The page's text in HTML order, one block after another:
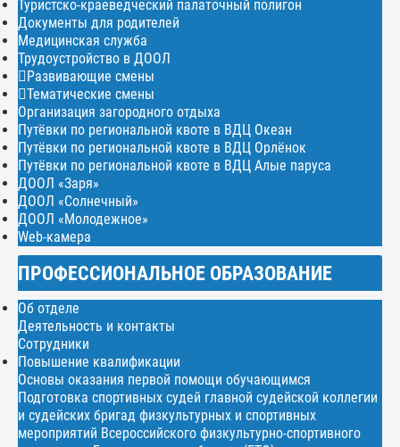
Туристско-краеведческий палаточный полигон
Документы для родителей
Медицинская служба
Трудоустройство в ДООЛ
Развивающие смены
Тематические смены
Организация загородного отдыха
Путёвки по региональной квоте в ВДЦ Океан
Путёвки по региональной квоте в ВДЦ Орлёнок
Путёвки по региональной квоте в ВДЦ Алые паруса
ДООЛ «Заря»
ДООЛ «Солнечный»
ДООЛ «Молодежное»
Web-камера
ПРОФЕССИОНАЛЬНОЕ ОБРАЗОВАНИЕ
Об отделе
Деятельность и контакты
Сотрудники
Повышение квалификации
Основы оказания первой помощи обучающимся
Подготовка спортивных судей главной судейской коллегии
и судейских бригад физкультурных и спортивных
мероприятий Всероссийского физкультурно-спортивного